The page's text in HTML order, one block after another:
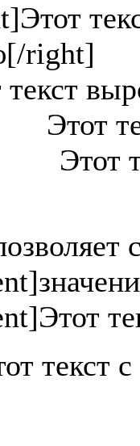
right]
текст
Этот
Этот
текст